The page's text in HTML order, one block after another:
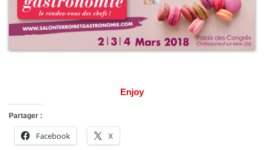
Enjoy
Partager :
Facebook X